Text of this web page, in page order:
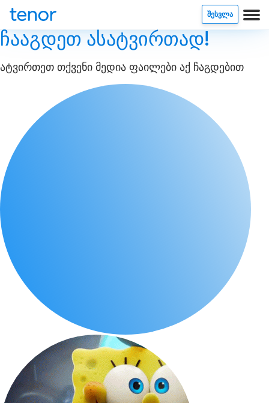
ᲨᲔᲡᲕᲚᲐ
ჩააგდეთ ასატვირთად!
ატვირთეთ თქვენი მედია ფაილები აქ ჩაგდებით